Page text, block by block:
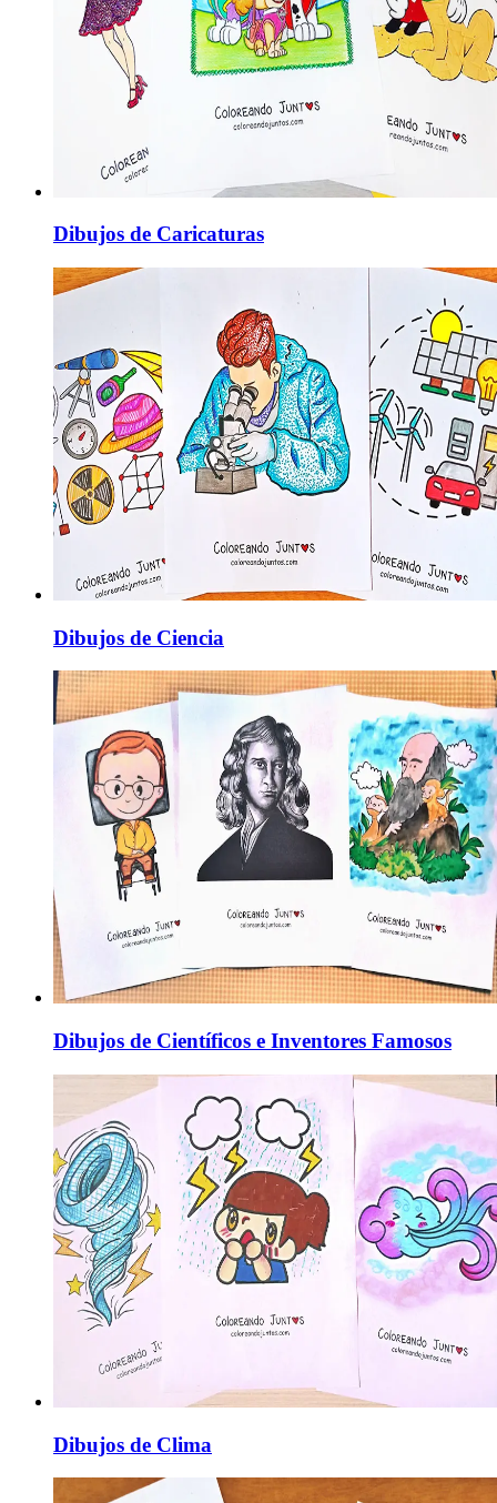
Dibujos de Caricaturas
Dibujos de Ciencia
Dibujos de Científicos e Inventores Famosos
Dibujos de Clima